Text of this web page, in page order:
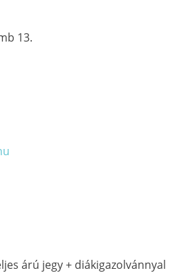
13.
árú jegy + diákigazolvánnyal